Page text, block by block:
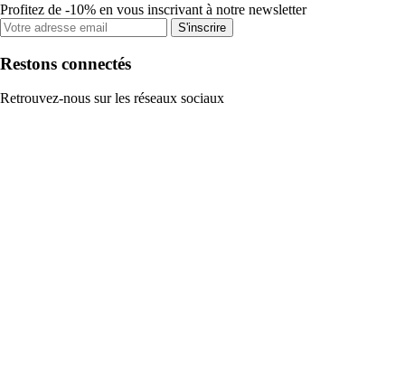
Profitez de -10% en vous inscrivant à notre newsletter
S'inscrire
Restons connectés
Retrouvez-nous sur les réseaux sociaux